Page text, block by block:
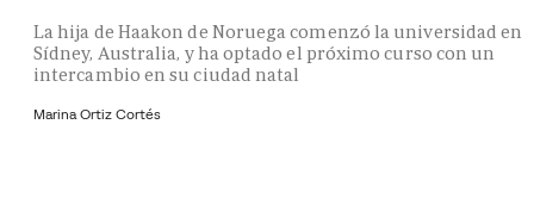
La hija de Haakon de Noruega comenzó la universidad en
Sídney, Australia, y ha optado el próximo curso con un
intercambio en su ciudad natal
Marina Ortiz Cortés